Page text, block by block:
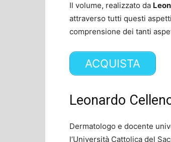
Il volume, realizzato da
attraverso tutti questi
comprensione dei tanti
ACQUISTA
Leonardo
Dermatologo e docente
l’Università Cattolica del